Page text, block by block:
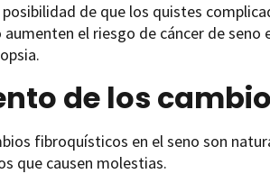
posibilidad de que los quistes
el riesgo de cáncer de
de los
fibroquísticos en el seno son
que causen molestias.